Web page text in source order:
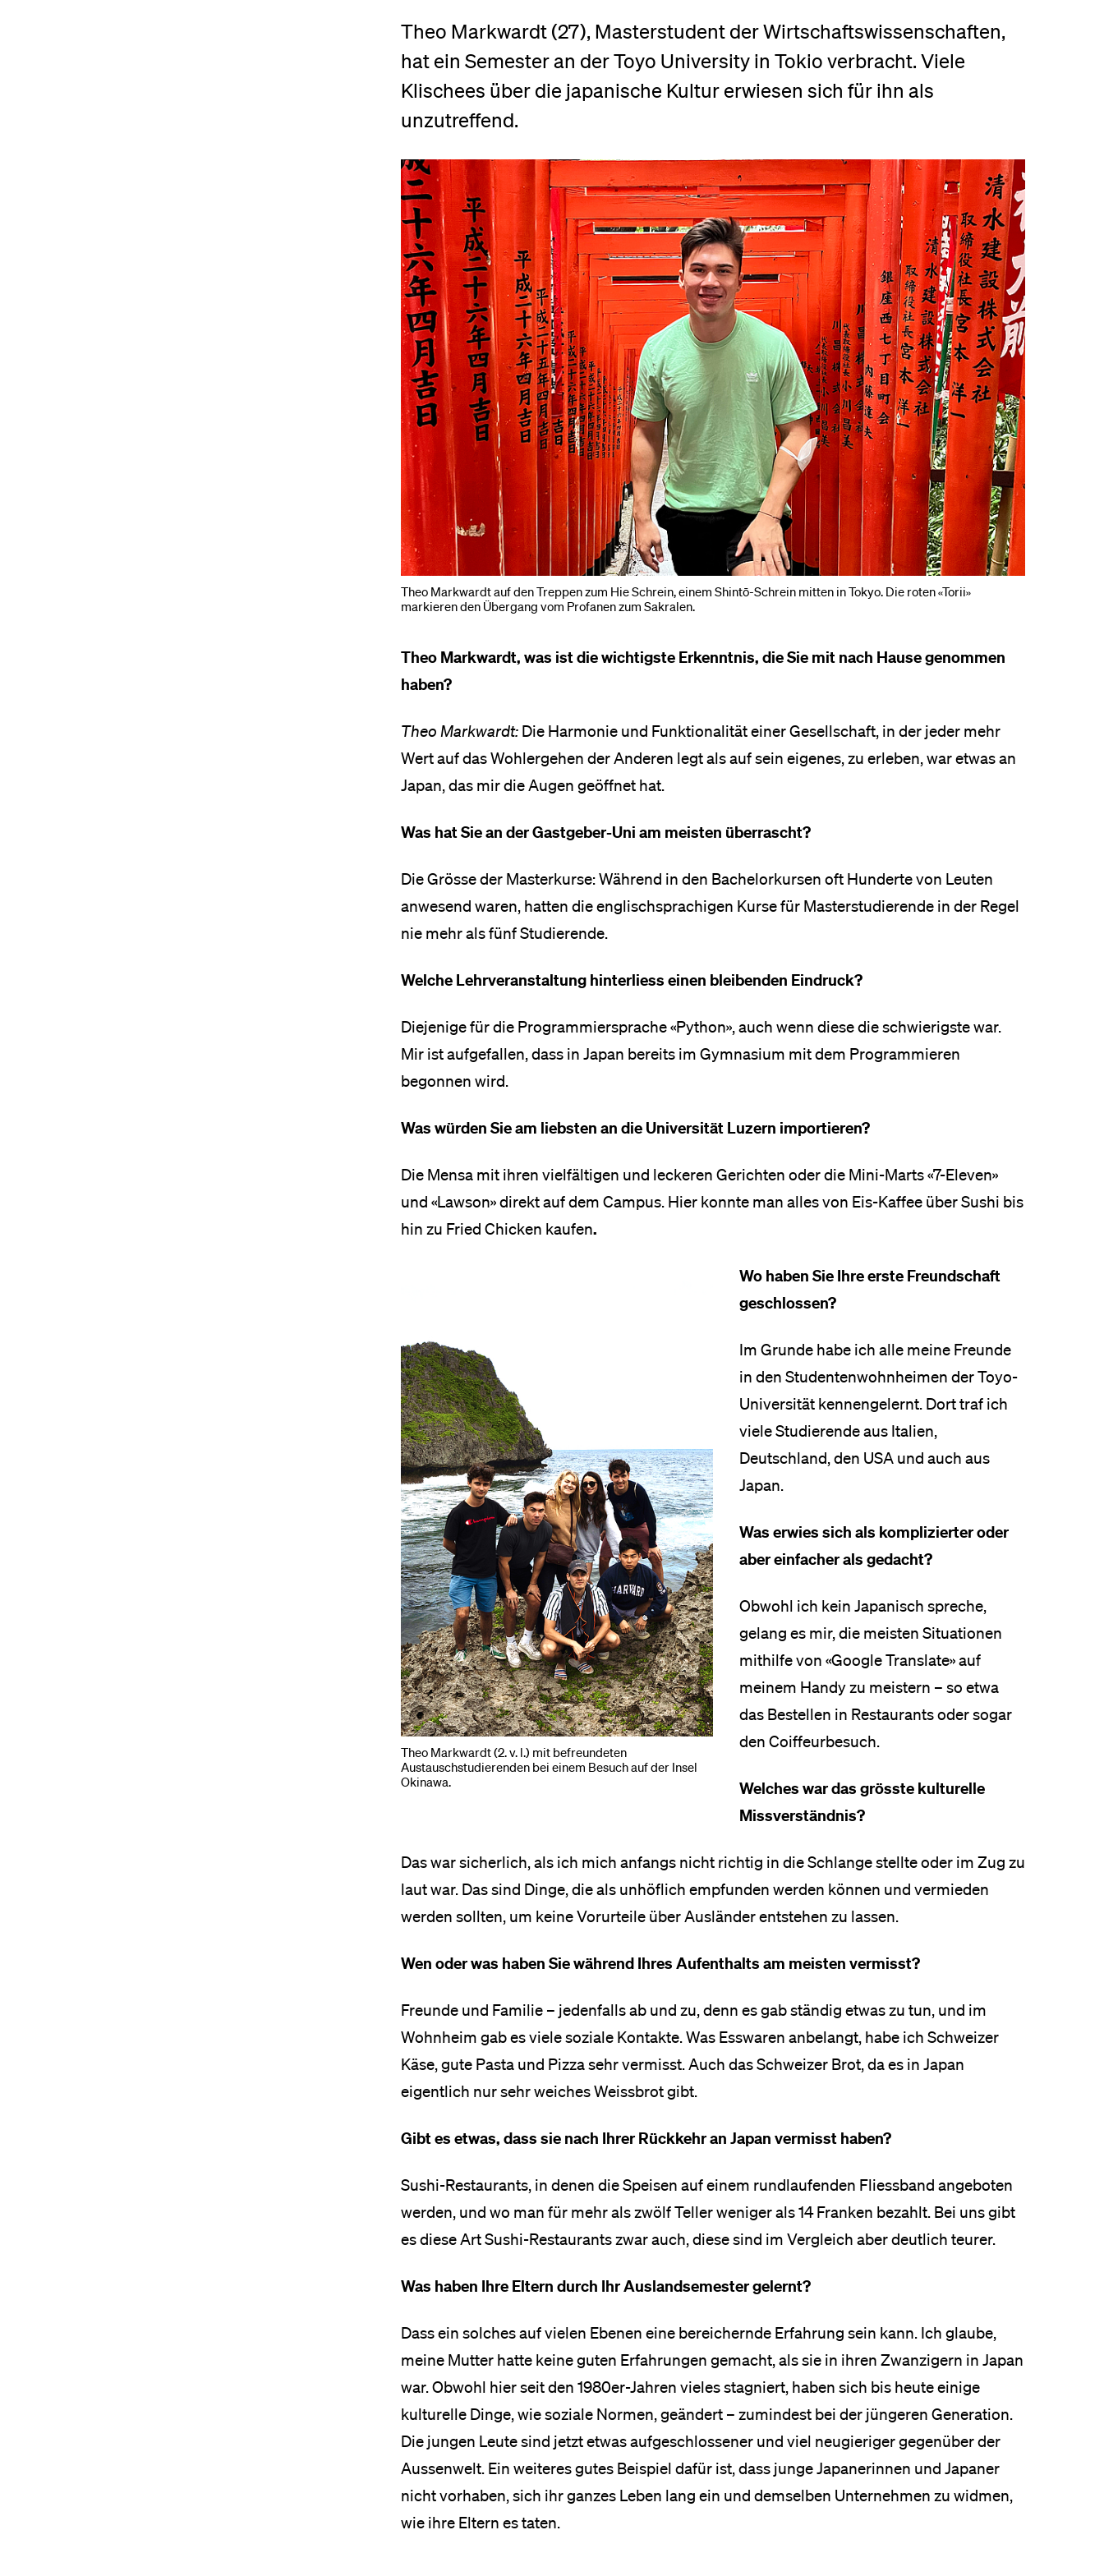
Theo Markwardt (27), Masterstudent der Wirtschaftswissenschaften,
hat ein Semester an der Toyo University in Tokio verbracht. Viele
Klischees über die japanische Kultur erwiesen sich für ihn als
unzutreffend.
Theo Markwardt auf den Treppen zum Hie Schrein, einem Shintō-Schrein mitten in Tokyo. Die roten «Torii»
markieren den Übergang vom Profanen zum Sakralen.
Theo Markwardt, was ist die wichtigste Erkenntnis, die Sie mit nach Hause genommen
haben?
Theo Markwardt: Die Harmonie und Funktionalität einer Gesellschaft, in der jeder mehr
Wert auf das Wohlergehen der Anderen legt als auf sein eigenes, zu erleben, war etwas an
Japan, das mir die Augen geöffnet hat.
Was hat Sie an der Gastgeber-Uni am meisten überrascht?
Die Grösse der Masterkurse: Während in den Bachelorkursen oft Hunderte von Leuten
anwesend waren, hatten die englischsprachigen Kurse für Masterstudierende in der Regel
nie mehr als fünf Studierende.
Welche Lehrveranstaltung hinterliess einen bleibenden Eindruck?
Diejenige für die Programmiersprache «Python», auch wenn diese die schwierigste war.
Mir ist aufgefallen, dass in Japan bereits im Gymnasium mit dem Programmieren
begonnen wird.
Was würden Sie am liebsten an die Universität Luzern importieren?
Die Mensa mit ihren vielfältigen und leckeren Gerichten oder die Mini-Marts «7-Eleven»
und «Lawson» direkt auf dem Campus. Hier konnte man alles von Eis-Kaffee über Sushi bis
hin zu Fried Chicken kaufen.
Theo Markwardt (2. v. l.) mit befreundeten
Austauschstudierenden bei einem Besuch auf der Insel
Okinawa.
Wo haben Sie Ihre erste Freundschaft
geschlossen?
Im Grunde habe ich alle meine Freunde
in den Studentenwohnheimen der Toyo-
Universität kennengelernt. Dort traf ich
viele Studierende aus Italien,
Deutschland, den USA und auch aus
Japan.
Was erwies sich als komplizierter oder
aber einfacher als gedacht?
Obwohl ich kein Japanisch spreche,
gelang es mir, die meisten Situationen
mithilfe von «Google Translate» auf
meinem Handy zu meistern – so etwa
das Bestellen in Restaurants oder sogar
den Coiffeurbesuch.
Welches war das grösste kulturelle
Missverständnis?
Das war sicherlich, als ich mich anfangs nicht richtig in die Schlange stellte oder im Zug zu
laut war. Das sind Dinge, die als unhöflich empfunden werden können und vermieden
werden sollten, um keine Vorurteile über Ausländer entstehen zu lassen.
Wen oder was haben Sie während Ihres Aufenthalts am meisten vermisst?
Freunde und Familie – jedenfalls ab und zu, denn es gab ständig etwas zu tun, und im
Wohnheim gab es viele soziale Kontakte. Was Esswaren anbelangt, habe ich Schweizer
Käse, gute Pasta und Pizza sehr vermisst. Auch das Schweizer Brot, da es in Japan
eigentlich nur sehr weiches Weissbrot gibt.
Gibt es etwas, dass sie nach Ihrer Rückkehr an Japan vermisst haben?
Sushi-Restaurants, in denen die Speisen auf einem rundlaufenden Fliessband angeboten
werden, und wo man für mehr als zwölf Teller weniger als 14 Franken bezahlt. Bei uns gibt
es diese Art Sushi-Restaurants zwar auch, diese sind im Vergleich aber deutlich teurer.
Was haben Ihre Eltern durch Ihr Auslandsemester gelernt?
Dass ein solches auf vielen Ebenen eine bereichernde Erfahrung sein kann. Ich glaube,
meine Mutter hatte keine guten Erfahrungen gemacht, als sie in ihren Zwanzigern in Japan
war. Obwohl hier seit den 1980er-Jahren vieles stagniert, haben sich bis heute einige
kulturelle Dinge, wie soziale Normen, geändert – zumindest bei der jüngeren Generation.
Die jungen Leute sind jetzt etwas aufgeschlossener und viel neugieriger gegenüber der
Aussenwelt. Ein weiteres gutes Beispiel dafür ist, dass junge Japanerinnen und Japaner
nicht vorhaben, sich ihr ganzes Leben lang ein und demselben Unternehmen zu widmen,
wie ihre Eltern es taten.
Mitarbeitende
Alumni
Stellensuchende
Förderer
Medien